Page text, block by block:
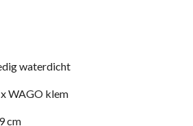
waterdicht
WAGO klem
cm